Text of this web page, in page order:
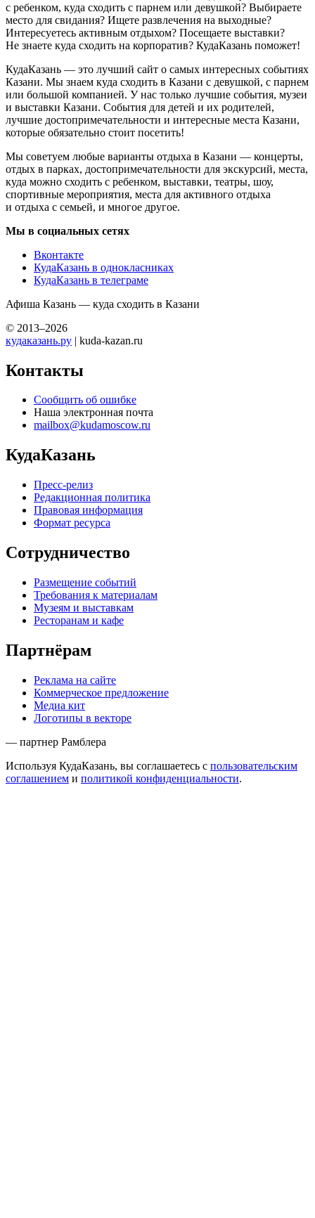
с ребенком, куда сходить с парнем или девушкой? Выбираете
место для свидания? Ищете развлечения на выходные?
Интересуетесь активным отдыхом? Посещаете выставки?
Не знаете куда сходить на корпоратив? КудаКазань поможет!
КудаКазань — это лучший сайт о самых интересных событиях
Казани. Мы знаем куда сходить в Казани с девушкой, с парнем
или большой компанией. У нас только лучшие события, музеи
и выставки Казани. События для детей и их родителей,
лучшие достопримечательности и интересные места Казани,
которые обязательно стоит посетить!
Мы советуем любые варианты отдыха в Казани — концерты,
отдых в парках, достопримечательности для экскурсий, места,
куда можно сходить с ребенком, выставки, театры, шоу,
спортивные мероприятия, места для активного отдыха
и отдыха с семьей, и многое другое.
Мы в социальных сетях
Вконтакте
КудаКазань в однокласниках
КудаКазань в телеграме
Афиша Казань — куда сходить в Казани
© 2013–2026
кудаказань.ру | kuda-kazan.ru
Контакты
Сообщить об ошибке
Наша электронная почта
mailbox@kudamoscow.ru
КудаКазань
Пресс-релиз
Редакционная политика
Правовая информация
Формат ресурса
Сотрудничество
Размещение событий
Требования к материалам
Музеям и выставкам
Ресторанам и кафе
Партнёрам
Реклама на сайте
Коммерческое предложение
Медиа кит
Логотипы в векторе
— партнер Рамблера
Используя КудаКазань, вы соглашаетесь с пользовательским
соглашением и политикой конфиденциальности.